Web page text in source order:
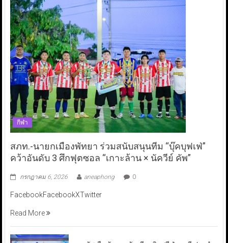
กีฬา
สภท.-นายกเมืองพัทยา ร่วมสนับสนุนทีม “บุ๊คบุฟเฟ่”
คว้าอันดับ 3 ศึกฟุตซอล “เกาะล้าน × นัควีย์ คัพ”
กรกฎาคม 6, 2026 aneaphong 0
FacebookFacebookXTwitter
Read More